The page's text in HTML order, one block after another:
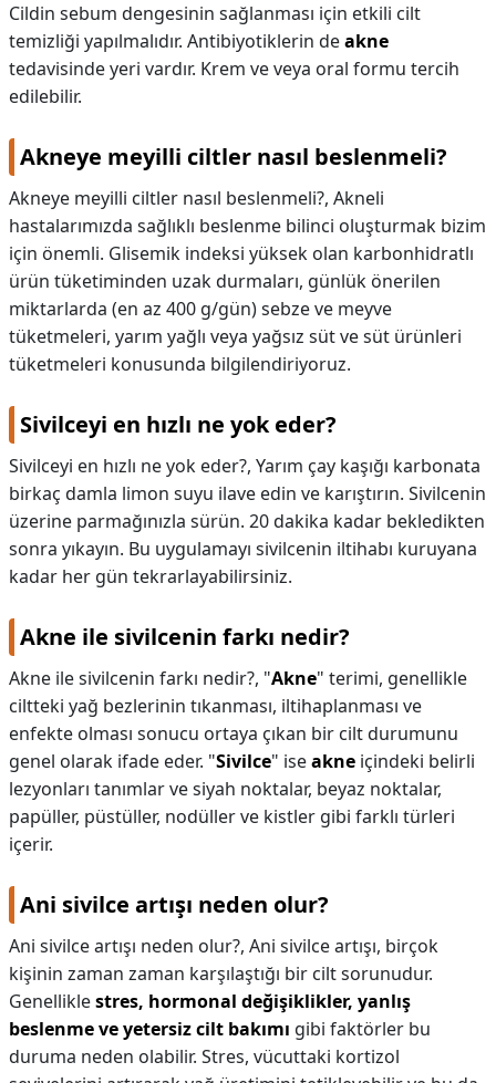
Cildin sebum dengesinin sağlanması için etkili cilt
temizliği yapılmalıdır. Antibiyotiklerin deakne
tedavisinde yeri vardır. Krem ve veya oral formu tercih
edilebilir.
Akneye meyilli ciltler nasıl beslenmeli?
Akneye meyilli ciltler nasıl beslenmeli?, Akneli
hastalarımızda sağlıklı beslenme bilinci oluşturmak bizim
için önemli. Glisemik indeksi yüksek olan karbonhidratlı
ürün tüketiminden uzak durmaları, günlük önerilen
miktarlarda (en az 400 g/gün) sebze ve meyve
tüketmeleri, yarım yağlı veya yağsız süt ve süt ürünleri
tüketmeleri konusunda bilgilendiriyoruz.
Sivilceyi en hızlı ne yok eder?
Sivilceyi en hızlı ne yok eder?, Yarım çay kaşığı karbonata
birkaç damla limon suyu ilave edin ve karıştırın. Sivilcenin
üzerine parmağınızla sürün. 20 dakika kadar bekledikten
sonra yıkayın. Bu uygulamayı sivilcenin iltihabı kuruyana
kadar her gün tekrarlayabilirsiniz.
Akne ile sivilcenin farkı nedir?
Akne ile sivilcenin farkı nedir?, "Akne" terimi, genellikle
ciltteki yağ bezlerinin tıkanması, iltihaplanması ve
enfekte olması sonucu ortaya çıkan bir cilt durumunu
genel olarak ifade eder. "Sivilce" iseakne içindeki belirli
lezyonları tanımlar ve siyah noktalar, beyaz noktalar,
papüller, püstüller, nodüller ve kistler gibi farklı türleri
içerir.
Ani sivilce artışı neden olur?
Ani sivilce artışı neden olur?, Ani sivilce artışı, birçok
kişinin zaman zaman karşılaştığı bir cilt sorunudur.
Genelliklestres, hormonal değişiklikler, yanlış
beslenme ve yetersiz cilt bakımı gibi faktörler bu
duruma neden olabilir. Stres, vücuttaki kortizol